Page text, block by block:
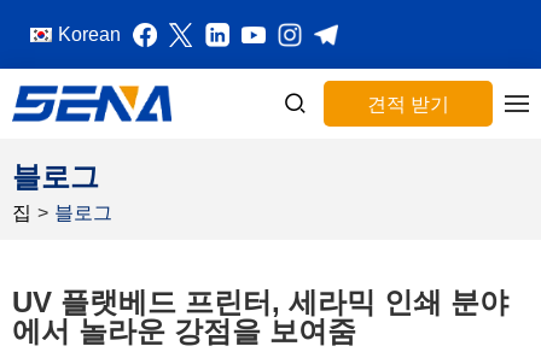
Korean
견적 받기
블로그
집 > 블로그
UV 플랫베드 프린터, 세라믹 인쇄 분야
에서 놀라운 강점을 보여줌